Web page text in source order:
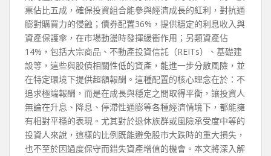
票佔比五成，確保投資組合能參與經濟成長的紅利，對抗通
膨對購買力的侵蝕；債券配置36%，提供穩定的利息收入與
資產保護傘，在市場動盪時發揮緩衝作用；另類資產佔
14%，包括大宗商品、不動產投資信託（REITs）、基礎建
設等，這些與股債相關性低的資產，能進一步分散風險，並
在特定環境下提供超額報酬。這種配置的核心理念在於：不
追求極端報酬，而是在成長與穩定之間取得平衡，讓投資人
無論在升息、降息、停滯性通膨等各種經濟情境下，都能擁
有相對平穩的表現。尤其對於退休族群或風險承受度中等的
投資人來說，這樣的比例既能避免股市大跌時的重大損失，
也不至於因過度保守而錯失資產增值的機會。本文將深入解